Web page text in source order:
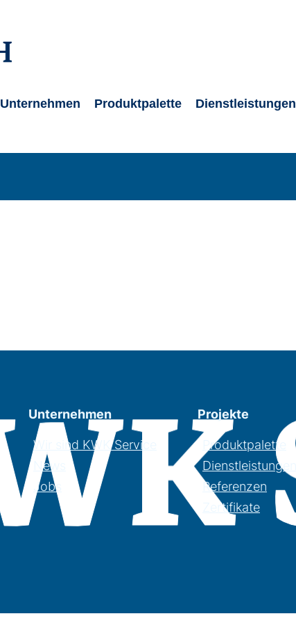
Unternehmen Produktpalette Dienstleistungen
Unternehmen
Wir sind KWK Service
News
Jobs
Projekte
Produktpalette
Dienstleistungen
Referenzen
Zertifikate